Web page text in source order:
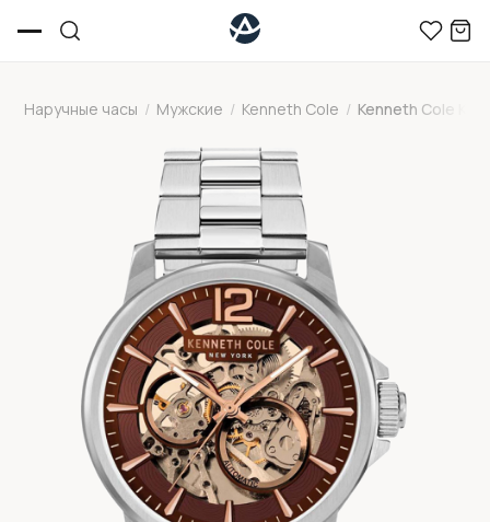
Наручные часы / Мужские / Kenneth Cole / Kenneth Cole